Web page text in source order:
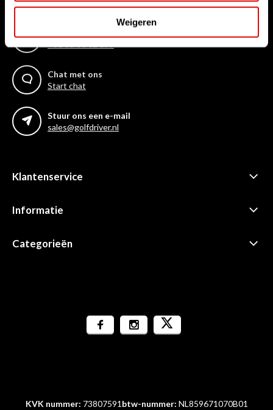
Weigeren
Klantenservice:
Chat met ons
Start chat
Stuur ons een e-mail
sales@golfdriver.nl
Klantenservice
Informatie
Categorieën
KVK nummer: 73807591 btw-nummer: NL859671070B01